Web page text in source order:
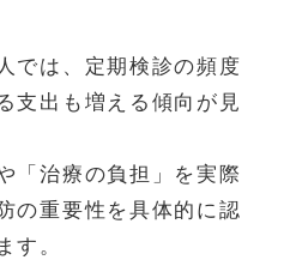
では、定期検診の頻度
支出も増える傾向が見
「治療の負担」を実際
の重要性を具体的に認
す。